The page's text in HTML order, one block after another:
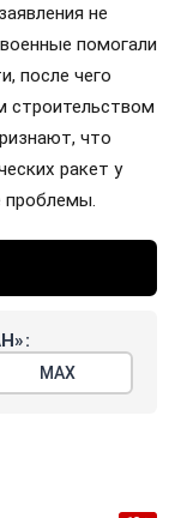
не
помогали
после чего
строительством
что
ракет у
проблемы.
МАХ